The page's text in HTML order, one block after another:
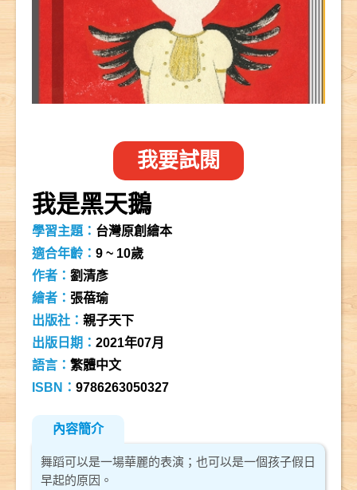
我要試閱
我是黑天鵝
學習主題： 台灣原創繪本
適合年齡：9 ~ 10歲
作者：劉清彥
繪者： 張蓓瑜
出版社：親子天下
出版日期：2021年07月
語言：繁體中文
ISBN：9786263050327
內容簡介
舞蹈可以是一場華麗的表演；也可以是一個孩子假日
早起的原因。